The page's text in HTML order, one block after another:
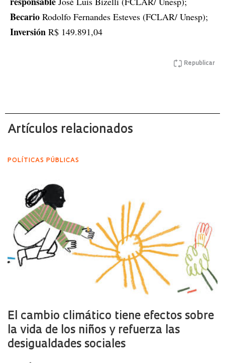
Becario Rodolfo Fernandes Esteves (FCLAR/ Unesp);
Inversión R$ 149.891,04
Republicar